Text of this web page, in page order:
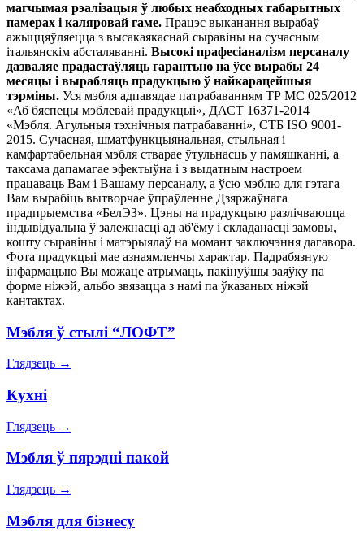
магчымая рэалізацыя ў любых неабходных габарытных
памерах і каляровай гаме. Працэс выканання вырабаў
ажыццяўляецца з высакаякаснай сыравіны на сучасным
італьянскім абсталяванні. Высокі прафесіаналізм персаналу
дазваляе прадастаўляць гарантыю на ўсе вырабы 24
месяцы і вырабляць прадукцыю ў найкарацейшыя
тэрміны. Уся мэбля адпавядае патрабаванням ТР МС 025/2012
«Аб бяспецы мэблевай прадукцыі», ДАСТ 16371-2014
«Мэбля. Агульныя тэхнічныя патрабаванні», СТБ ISO 9001-
2015. Сучасная, шматфункцыянальная, стыльная і
камфартабельная мэбля стварае ўтульнасць у памяшканні, а
таксама дапамагае эфектыўна і з выдатным настроем
працаваць Вам і Вашаму персаналу, а ўсю мэблю для гэтага
Вам вырабіць вытворчае ўпраўленне Дзяржаўнага
прадпрыемства «БелЭЗ». Цэны на прадукцыю разлічваюцца
індывідуальна ў залежнасці ад аб'ёму і складанасці замовы,
кошту сыравіны і матэрыялаў на момант заключэння дагавора.
Фота прадукцыі мае азнаямленчы характар. Падрабязную
інфармацыю Вы можаце атрымаць, пакінуўшы заяўку па
форме ніжэй, альбо звязацца з намі па ўказаных ніжэй
кантактах.
Мэбля ў стылі “ЛОФТ”
Глядзець →
Кухні
Глядзець →
Мэбля ў пярэдні пакой
Глядзець →
Мэбля для бізнесу